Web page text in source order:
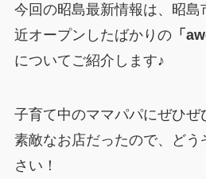
今回の昭島最新情報は、昭島
近オープンしたばかりの「
についてご紹介します♪
子育て中のママパパにぜひぜ
素敵なお店だったので、どう
さい！